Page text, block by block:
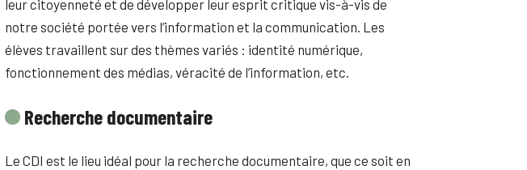
leur citoyenneté et de développer leur esprit critique vis-à-vis de
notre société portée vers l’information et la communication. Les
élèves travaillent sur des thèmes variés : identité numérique,
fonctionnement des médias, véracité de l’information, etc.
Recherche documentaire
Le CDI est le lieu idéal pour la recherche documentaire, que ce soit en